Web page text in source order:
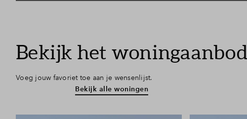
Bekijk het woningaanbod
Voeg jouw favoriet toe aan je wensenlijst.
Bekijk alle woningen